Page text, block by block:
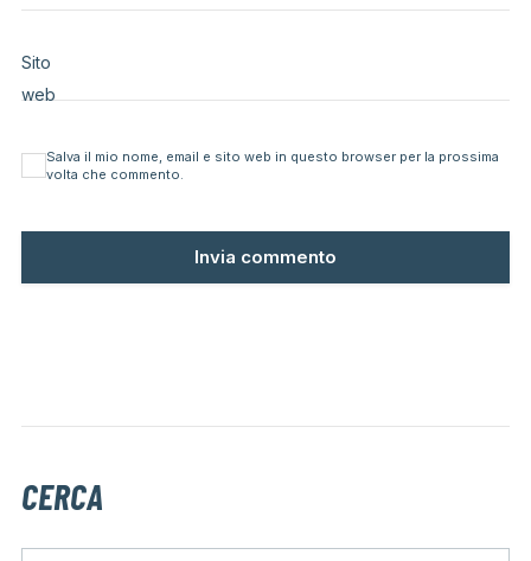
Sito
web
Salva il mio nome, email e sito web in questo browser per la prossima
volta che commento.
CERCA